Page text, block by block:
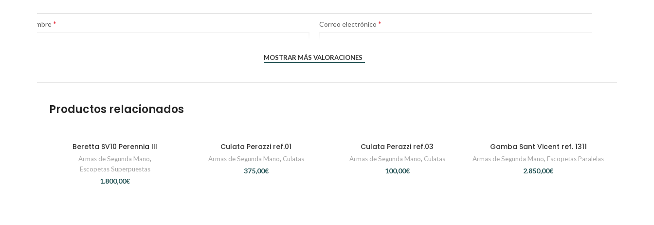
Nombre* Correo electrónico *
MOSTRAR MÁS VALORACIONES
Productos relacionados
CONTACTAR
Beretta SV10 Perennia III
Armas de Segunda Mano,
Escopetas Superpuestas
€
AÑADIR AL CARRITO
Culata Perazzi ref.01
Armas de Segunda Mano, Culatas
€
AÑADIR AL CARRITO
Culata Perazzi ref.03
Armas de Segunda Mano, Culatas
€
CONTACTAR
Gamba Sant Vicent ref. 1311
Armas de Segunda Mano, Escopetas Paralelas
€